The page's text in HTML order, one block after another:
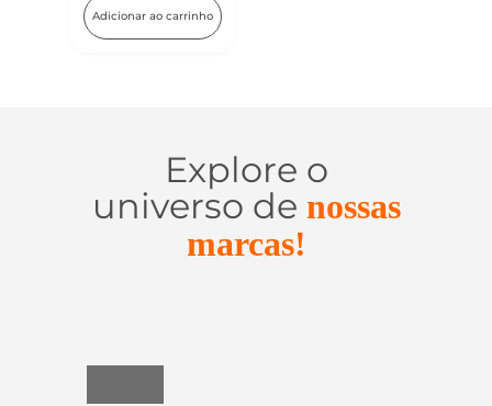
Adicionar ao carrinho
Explore o
universo de nossas
marcas!